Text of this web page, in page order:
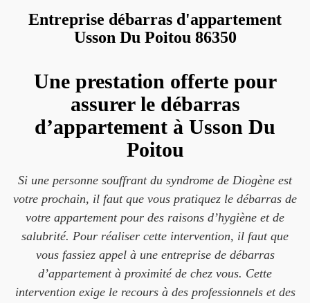
Entreprise débarras d'appartement
Usson Du Poitou 86350
Une prestation offerte pour
assurer le débarras
d’appartement à Usson Du
Poitou
Si une personne souffrant du syndrome de Diogène est
votre prochain, il faut que vous pratiquez le débarras de
votre appartement pour des raisons d’hygiène et de
salubrité. Pour réaliser cette intervention, il faut que
vous fassiez appel à une entreprise de débarras
d’appartement à proximité de chez vous. Cette
intervention exige le recours à des professionnels et des